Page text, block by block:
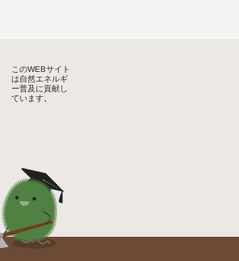
このWEBサイト
は自然エネルギ
ー普及に貢献し
ています。